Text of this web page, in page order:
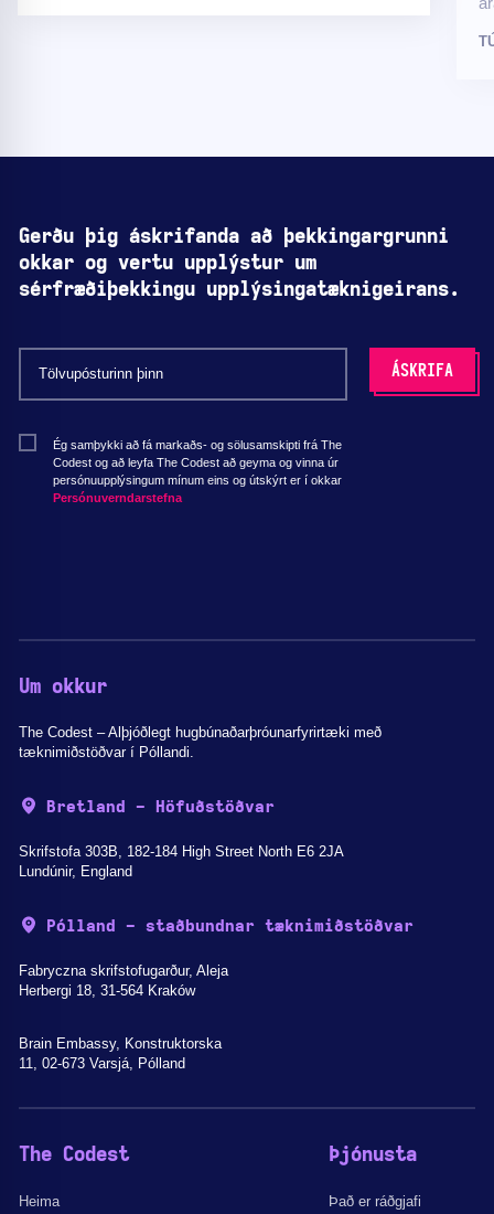
Gerðu þig áskrifanda að þekkingargrunni
okkar og vertu upplýstur um
sérfræðiþekkingu upplýsingatæknigeirans.
Ég samþykki að fá markaðs- og sölusamskipti frá The
Codest og að leyfa The Codest að geyma og vinna úr
persónuupplýsingum mínum eins og útskýrt er í okkar
Persónuverndarstefna
Um okkur
The Codest – Alþjóðlegt hugbúnaðarþróunarfyrirtæki með
tæknimiðstöðvar í Póllandi.
Bretland - Höfuðstöðvar
Skrifstofa 303B, 182-184 High Street North E6 2JA
Lundúnir, England
Pólland - staðbundnar tæknimiðstöðvar
Fabryczna skrifstofugarður, Aleja
Herbergi 18, 31-564 Kraków
Brain Embassy, Konstruktorska
11, 02-673 Varsjá, Pólland
The Codest
Heima
Þjónusta
Það er ráðgjafi